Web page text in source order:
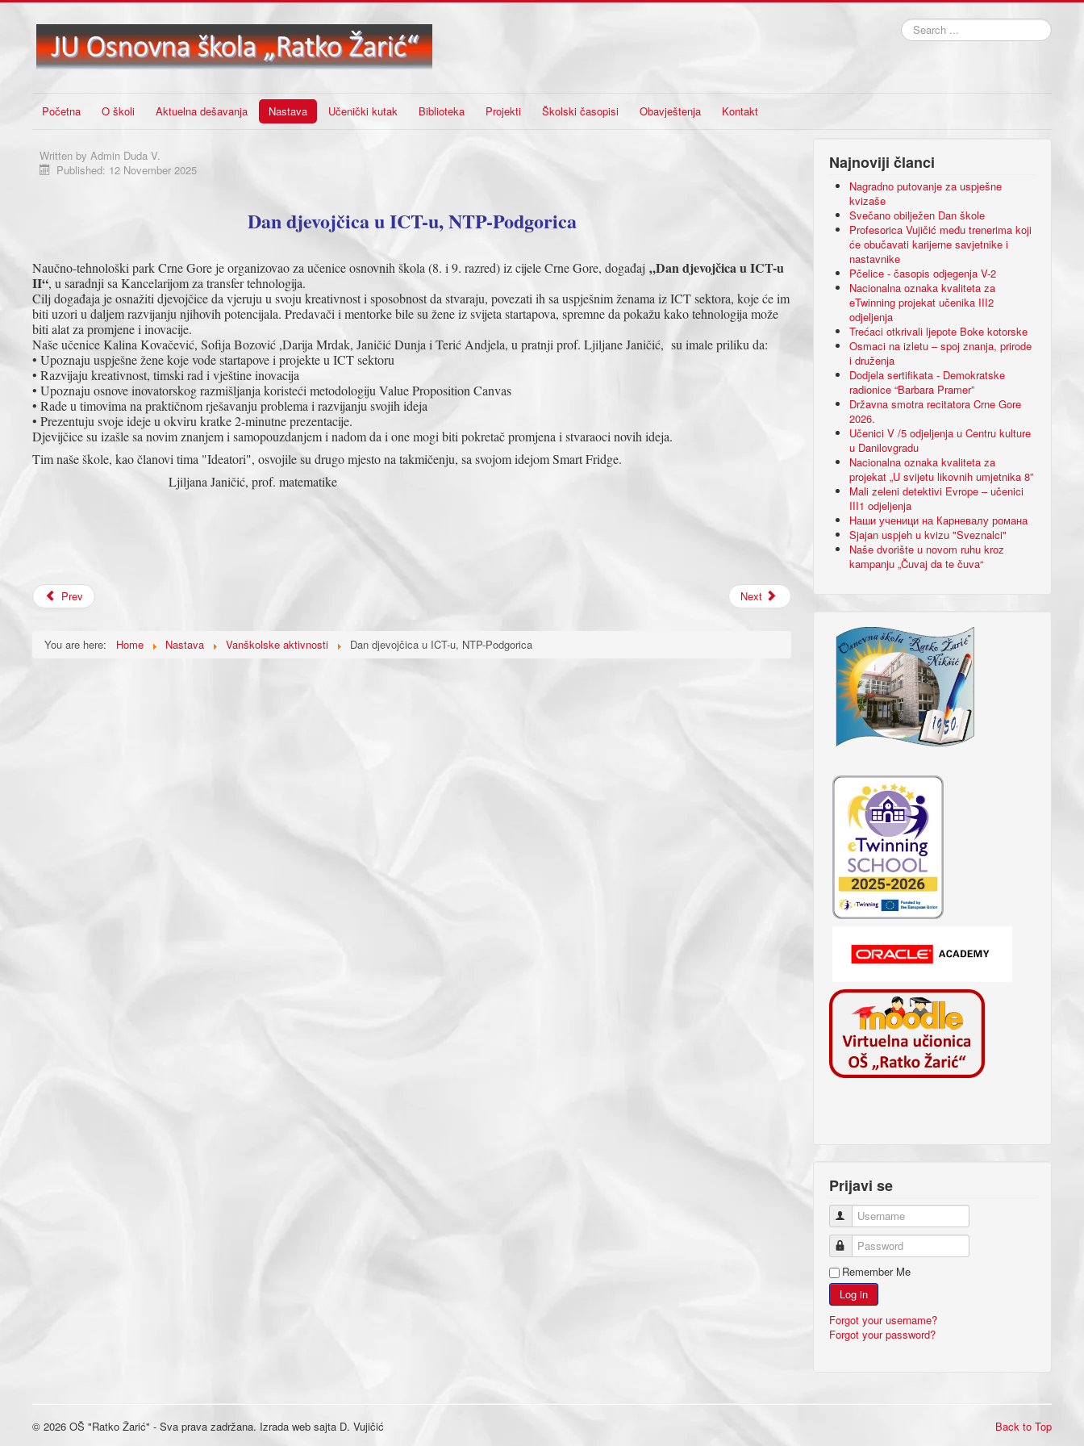
Search
...
Početna O školi Aktuelna dešavanja Nastava Učenički kutak Biblioteka Projekti Školski časopisi Obavještenja Kontakt
Written by Admin Duda V.
Published: 12 November 2025
Dan djevojčica u ICT-u, NTP-Podgorica
Naučno-tehnološki park Crne Gore je organizovao za učenice osnovnih škola (8. i 9. razred) iz cijele Crne Gore, događaj „Dan djevojčica u ICT-u
II“, u saradnji sa Kancelarijom za transfer tehnologija.
Cilj događaja je osnažiti djevojčice da vjeruju u svoju kreativnost i sposobnost da stvaraju, povezati ih sa uspješnim ženama iz ICT sektora, koje će im
biti uzori u daljem razvijanju njihovih potencijala. Predavači i mentorke bile su žene iz svijeta startapova, spremne da pokažu kako tehnologija može
biti alat za promjene i inovacije.
Naše učenice Kalina Kovačević, Sofija Bozović ,Darija Mrdak, Janičić Dunja i Terić Andjela, u pratnji prof. Ljiljane Janičić, su imale priliku da:
• Upoznaju uspješne žene koje vode startapove i projekte u ICT sektoru
• Razvijaju kreativnost, timski rad i vještine inovacija
• Upoznaju osnove inovatorskog razmišljanja koristeći metodologiju Value Proposition Canvas
• Rade u timovima na praktičnom rješavanju problema i razvijanju svojih ideja
• Prezentuju svoje ideje u okviru kratke 2-minutne prezentacije.
Djevijčice su izašle sa novim znanjem i samopouzdanjem i nadom da i one mogi biti pokretač promjena i stvaraoci novih ideja.
Tim naše škole, kao članovi tima "Ideatori", osvojile su drugo mjesto na takmičenju, sa svojom idejom Smart Fridge.
Ljiljana Janičić, prof. matematike
Prev Next
You are here: Home Nastava Vanškolske aktivnosti Dan djevojčica u ICT-u, NTP-Podgorica
Najnoviji članci
Nagradno putovanje za uspješne
kvizaše
Svečano obilježen Dan škole
Profesorica Vujičić među trenerima koji
će obučavati karijerne savjetnike i
nastavnike
Pčelice - časopis odjegenja V-2
Nacionalna oznaka kvaliteta za
eTwinning projekat učenika III2
odjeljenja
Trećaci otkrivali ljepote Boke kotorske
Osmaci na izletu – spoj znanja, prirode
i druženja
Dodjela sertifikata - Demokratske
radionice “Barbara Pramer”
Državna smotra recitatora Crne Gore
2026.
Učenici V /5 odjeljenja u Centru kulture
u Danilovgradu
Nacionalna oznaka kvaliteta za
projekat „U svijetu likovnih umjetnika 8”
Mali zeleni detektivi Evrope – učenici
III1 odjeljenja
Наши ученици на Карневалу романа
Sjajan uspjeh u kvizu "Sveznalci"
Naše dvorište u novom ruhu kroz
kampanju „Čuvaj da te čuva“
Prijavi se
Username
Password
Remember Me
Log in
Forgot your username?
Forgot your password?
Back to Top
© 2026 OŠ "Ratko Žarić" - Sva prava zadržana. Izrada web sajta D. Vujičić